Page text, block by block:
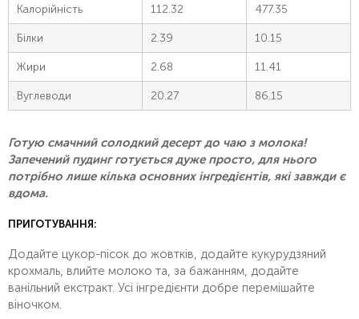
Калорійність 112.32 477.35
Білки 2.39 10.15
Жири 2.68 11.41
Вуглеводи 20.27 86.15
Готую смачний солодкий десерт до чаю з молока!
Запечений пудинг готується дуже просто, для нього
потрібно лише кілька основних інгредієнтів, які завжди є
вдома.
ПРИГОТУВАННЯ:
Додайте цукор-пісок до жовтків, додайте кукурудзяний
крохмаль, влийте молоко та, за бажанням, додайте
ванільний екстракт. Усі інгредієнти добре перемішайте
віночком.